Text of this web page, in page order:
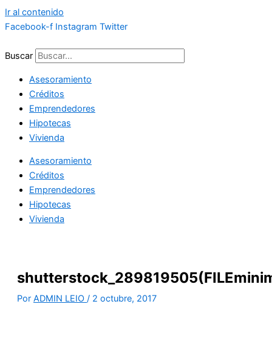
Ir al contenido
Facebook-f Instagram Twitter
Buscar
Asesoramiento
Créditos
Emprendedores
Hipotecas
Vivienda
Asesoramiento
Créditos
Emprendedores
Hipotecas
Vivienda
Por ADMIN LEIO / 2 octubre, 2017